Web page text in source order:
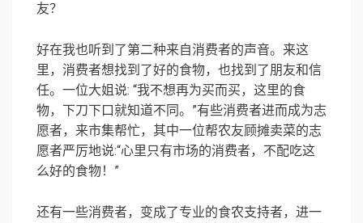
友？
好在我也听到了第二种来自消费者的声音。来这
里，消费者想找到了好的食物，也找到了朋友和信
任。一位大姐说: “我不想再为买而买，这里的食
物，下刀下口就知道不同。”有些消费者进而成为志
愿者，来市集帮忙，其中一位帮农友顾摊卖菜的志
愿者严厉地说:“心里只有市场的消费者，不配吃这
么好的食物！”
还有一些消费者，变成了专业的食农支持者，进一